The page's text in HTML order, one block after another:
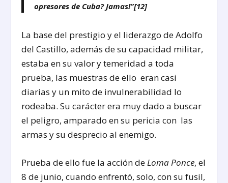
opresores de Cuba? Jamas!”[12]
La base del prestigio y el liderazgo de Adolfo
del Castillo, además de su capacidad militar,
estaba en su valor y temeridad a toda
prueba, las muestras de ello eran casi
diarias y un mito de invulnerabilidad lo
rodeaba. Su carácter era muy dado a buscar
el peligro, amparado en su pericia con las
armas y su desprecio al enemigo.
Prueba de ello fue la acción deLoma Ponce, el
8 de junio, cuando enfrentó, solo, con su fusil,